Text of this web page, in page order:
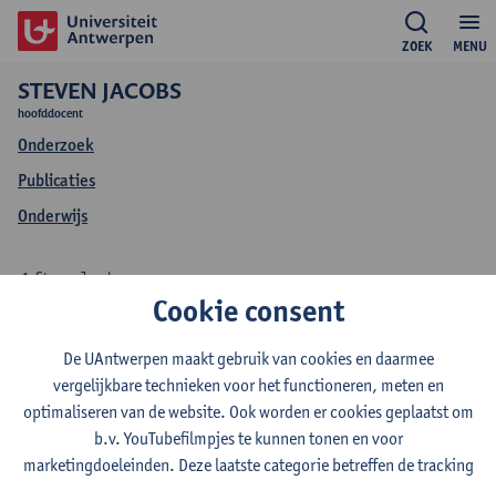
MENU
ZOEK
STEVEN JACOBS
hoofddocent
Onderzoek
Publicaties
Onderwijs
Onderwijs Steven
Jacobs
Steven Jacobs
Cookie consent
De UAntwerpen maakt gebruik van cookies en daarmee
vergelijkbare technieken voor het functioneren, meten en
optimaliseren van de website. Ook worden er cookies geplaatst om
b.v. YouTubefilmpjes te kunnen tonen en voor
marketingdoeleinden. Deze laatste categorie betreffen de tracking